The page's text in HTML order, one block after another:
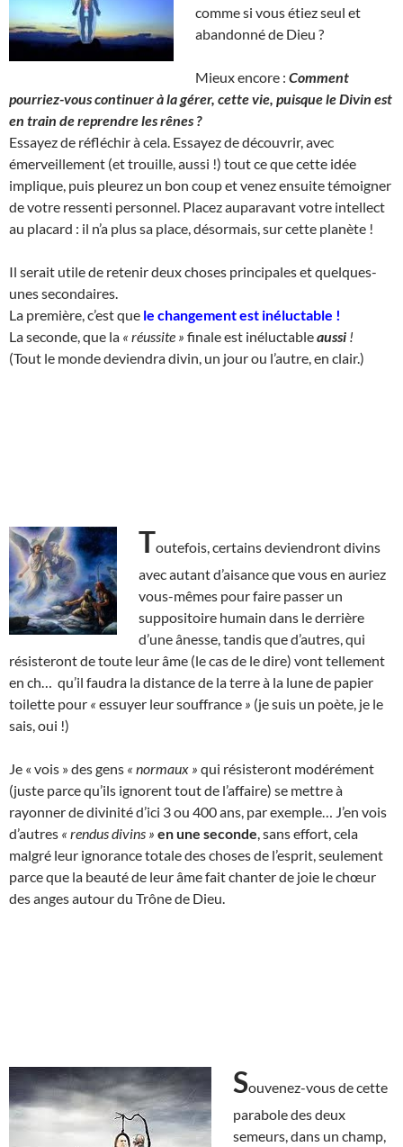
comme si vous étiez seul et
abandonné de Dieu ?
Mieux encore : Comment
pourriez-vous continuer à la gérer, cette vie, puisque le Divin est
en train de reprendre les rênes ?
Essayez de réfléchir à cela. Essayez de découvrir, avec
émerveillement (et trouille, aussi !) tout ce que cette idée
implique, puis pleurez un bon coup et venez ensuite témoigner
de votre ressenti personnel. Placez auparavant votre intellect
au placard : il n’a plus sa place, désormais, sur cette planète !
Il serait utile de retenir deux choses principales et quelques-
unes secondaires.
La première, c’est que le changement est inéluctable !
La seconde, que la « réussite » finale est inéluctableaussi !
(Tout le monde deviendra divin, un jour ou l’autre, en clair.)
Toutefois, certains deviendront divins
avec autant d’aisance que vous en auriez
vous-mêmes pour faire passer un
suppositoire humain dans le derrière
d’une ânesse, tandis que d’autres, qui
résisteront de toute leur âme (le cas de le dire) vont tellement
en ch… qu’il faudra la distance de la terre à la lune de papier
toilette pour « essuyer leur souffrance » (je suis un poète, je le
sais, oui !)
Je « vois » des gens « normaux » qui résisteront modérément
(juste parce qu’ils ignorent tout de l’affaire) se mettre à
rayonner de divinité d’ici 3 ou 400 ans, par exemple… J’en vois
d’autres « rendus divins » en une seconde , sans effort, cela
malgré leur ignorance totale des choses de l’esprit, seulement
parce que la beauté de leur âme fait chanter de joie le chœur
des anges autour du Trône de Dieu.
Souvenez-vous de cette
parabole des deux
semeurs, dans un champ,